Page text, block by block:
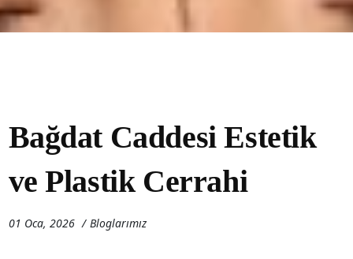
Bağdat Caddesi Estetik
ve Plastik Cerrahi
01 Oca, 2026 Bloglarımız